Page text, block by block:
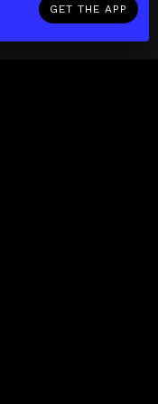
GET THE APP